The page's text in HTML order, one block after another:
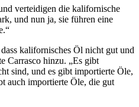
verteidigen die kalifornische
und nun ja, sie führen eine
kalifornisches Öl nicht gut und
Carrasco hinzu. „Es gibt
sind, und es gibt importierte Öle,
auch importierte Öle, die gut